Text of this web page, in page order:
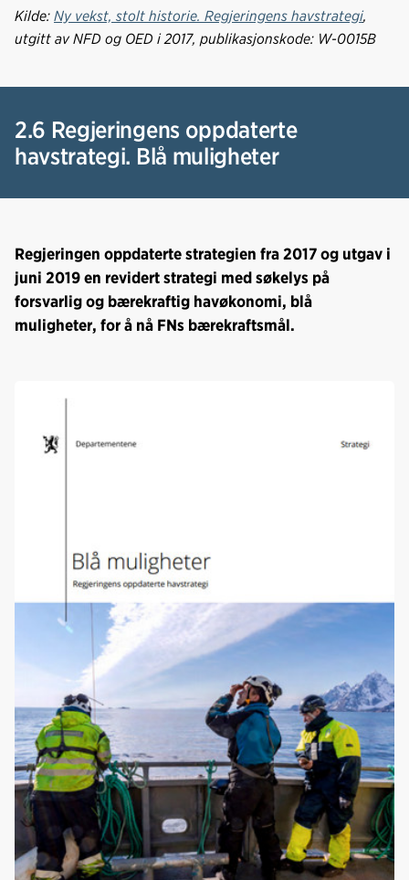
Kilde: Ny vekst, stolt historie. Regjeringens havstrategi,
utgitt av NFD og OED i 2017, publikasjonskode: W-0015B
2.6 Regjeringens oppdaterte
havstrategi. Blå muligheter
Regjeringen oppdaterte strategien fra 2017 og utgav i
juni 2019 en revidert strategi med søkelys på
forsvarlig og bærekraftig havøkonomi, blå
muligheter, for å nå FNs bærekraftsmål.